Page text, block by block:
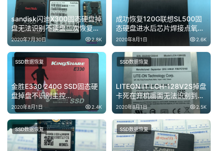
sandisk闪迪X300固态硬盘掉
盘无法识别不读盘二次恢复数
据成功
2020年7月30日 2.8K
成功恢复120G联想SL500固
态硬盘进水后芯片焊接点氧化
短路客户通电后烧坏电源控制
芯片
2020年8月1日 2.6K
金胜E330 240G SSD固态硬
盘掉盘不识别主控
Marvell88NV1120芯片数据
恢复完美
2020年8月1日 2.4K
SSD数据恢复
LITEON IT LCH-128V2S掉盘
卡死在开机画面无法识别到固
态硬盘数据恢复成功
2020年8月1日 2.5K
SSD数据恢复
SSD数据恢复 SSD数据恢复